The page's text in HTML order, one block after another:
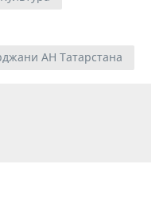
АН Татарстана